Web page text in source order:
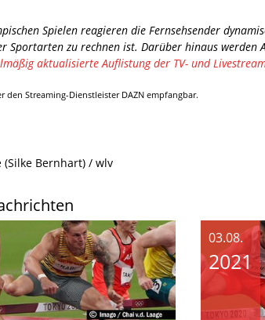
Spielen reagieren die Fernsehsender
Sportarten zu rechnen ist. Darüber hinaus werden
aktualisierte Auflistung der TV- und
den Streaming-Dienstleister DAZN empfangbar.
Bernhart) / wlv
03.08.
2021